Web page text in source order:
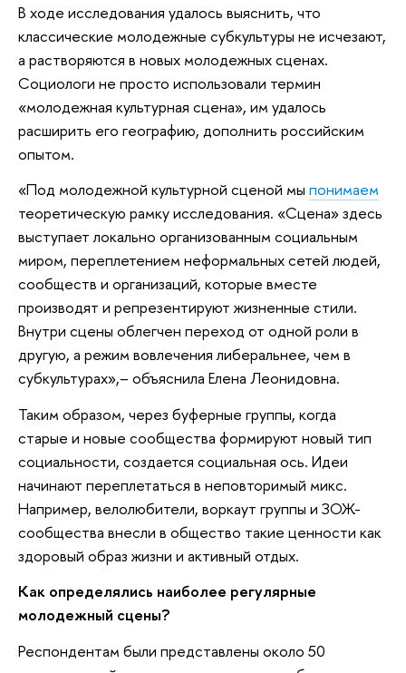
В ходе исследования удалось выяснить, что
классические молодежные субкультуры не исчезают,
а растворяются в новых молодежных сценах.
Социологи не просто использовали термин
«молодежная культурная сцена», им удалось
расширить его географию, дополнить российским
опытом.
«Под молодежной культурной сценой мы понимаем
теоретическую рамку исследования. «Сцена» здесь
выступает локально организованным социальным
миром, переплетением неформальных сетей людей,
сообществ и организаций, которые вместе
производят и репрезентируют жизненные стили.
Внутри сцены облегчен переход от одной роли в
другую, а режим вовлечения либеральнее, чем в
субкультурах»,– объяснила Елена Леонидовна.
Таким образом, через буферные группы, когда
старые и новые сообщества формируют новый тип
социальности, создается социальная ось. Идеи
начинают переплетаться в неповторимый микс.
Например, велолюбители, воркаут группы и ЗОЖ-
сообщества внесли в общество такие ценности как
здоровый образ жизни и активный отдых.
Как определялись наиболее регулярные
молодежный сцены?
Респондентам были представлены около 50